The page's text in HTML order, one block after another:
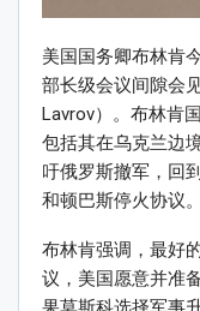
美国国务卿布林肯
部长级会议间隙会
Lavrov）。布林肯
包括其在乌克兰边
吁俄罗斯撤军，回
和顿巴斯停火协议。
布林肯强调，最好
议，美国愿意并准